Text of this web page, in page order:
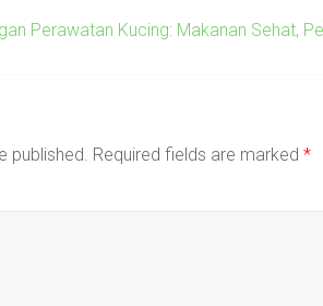
Perawatan Kucing: Makanan Sehat,
published. Required fields are marked *